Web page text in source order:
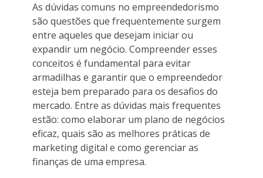
As dúvidas comuns no empreendedorismo
são questões que frequentemente surgem
entre aqueles que desejam iniciar ou
expandir um negócio. Compreender esses
conceitos é fundamental para evitar
armadilhas e garantir que o empreendedor
esteja bem preparado para os desafios do
mercado. Entre as dúvidas mais frequentes
estão: como elaborar um plano de negócios
eficaz, quais são as melhores práticas de
marketing digital e como gerenciar as
finanças de uma empresa.